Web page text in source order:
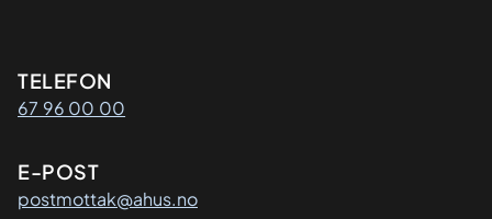
Kontaktinformasjon
TELEFON
67 96 00 00
E-POST
postmottak@ahus.no